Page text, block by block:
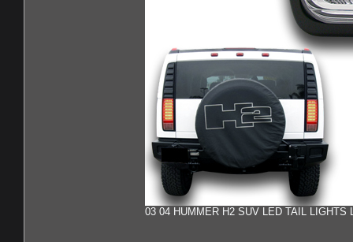
03 04 HUMMER H2 SUV LED TAIL LIGHTS